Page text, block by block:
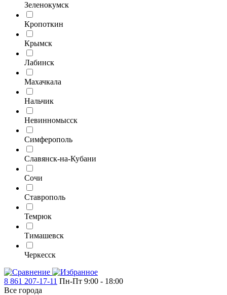
Зеленокумск
Кропоткин
Крымск
Лабинск
Махачкала
Нальчик
Невинномысск
Симферополь
Славянск-на-Кубани
Сочи
Ставрополь
Темрюк
Тимашевск
Черкесск
8 861 207-17-11 Пн-Пт 9:00 - 18:00
Все города